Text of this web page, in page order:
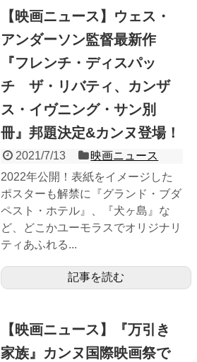
【映画ニュース】ウェス・
アンダーソン監督最新作
『フレンチ・ディスパッ
チ ザ・リバティ、カンザ
ス・イヴニング・サン別
冊』邦題決定&カンヌ登場！
2021/7/13
映画ニュース
2022年公開！表紙をイメージした
ポスターも解禁に『グランド・ブダ
ペスト・ホテル』、『犬ヶ島』な
ど、どこかユーモラスでオリジナリ
ティあふれる...
記事を読む
【映画ニュース】『万引き
家族』カンヌ国際映画祭で